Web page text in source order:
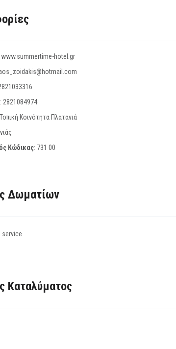
www.summertime-hotel.gr
: 2821084974
Κοινότητα Πλατανιά
Κώδικας: 731 00
Δωματίων
service
Καταλύματος